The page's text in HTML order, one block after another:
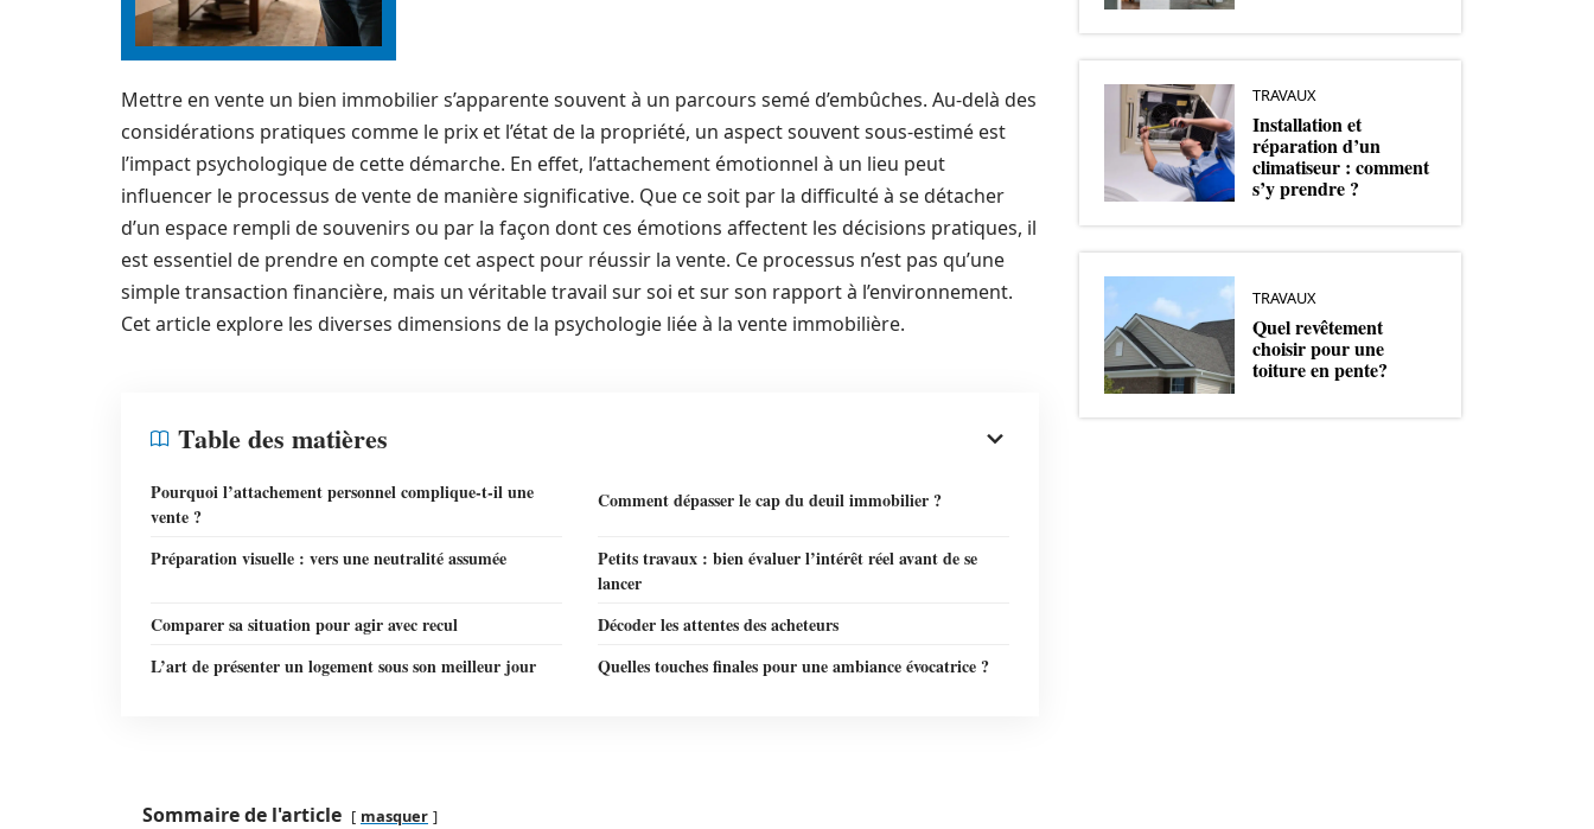
Mettre en vente un bien immobilier s’apparente souvent à un parcours semé d’embûches. Au-delà des
considérations pratiques comme le prix et l’état de la propriété, un aspect souvent sous-estimé est
l’impact psychologique de cette démarche. En effet, l’attachement émotionnel à un lieu peut
influencer le processus de vente de manière significative. Que ce soit par la difficulté à se détacher
d’un espace rempli de souvenirs ou par la façon dont ces émotions affectent les décisions pratiques, il
est essentiel de prendre en compte cet aspect pour réussir la vente. Ce processus n’est pas qu’une
simple transaction financière, mais un véritable travail sur soi et sur son rapport à l’environnement.
Cet article explore les diverses dimensions de la psychologie liée à la vente immobilière.
Table des matières
Pourquoi l’attachement personnel complique-t-il une
vente ?
Comment dépasser le cap du deuil immobilier ?
Préparation visuelle : vers une neutralité assumée
Petits travaux : bien évaluer l’intérêt réel avant de se
lancer
Comparer sa situation pour agir avec recul
Décoder les attentes des acheteurs
L’art de présenter un logement sous son meilleur jour
Quelles touches finales pour une ambiance évocatrice ?
Sommaire de l'article masquer
TRAVAUX
Installation et
réparation d’un
climatiseur : comment
s’y prendre ?
TRAVAUX
Quel revêtement
choisir pour une
toiture en pente?